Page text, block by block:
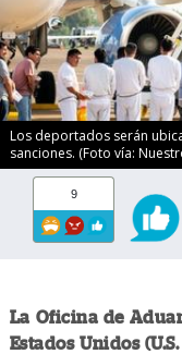
Los deportados serán
sanciones. (Foto vía:
9
La Oficina de
Estados Unidos